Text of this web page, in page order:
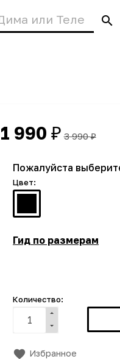
1 990 ₽ 3 990₽
Пожалуйста
Цвет:
Гид по размерам
Количество:
Избранное